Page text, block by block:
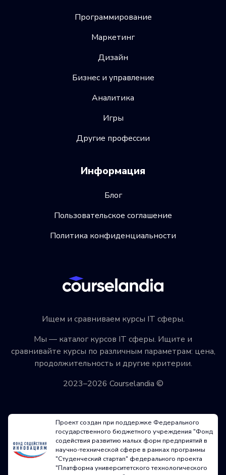
Ищем и сравниваем курсы IT сферы.
Мы — каталог курсов IT сферы. Ищите и
сравнивайте курсы по различным параметрам: цена,
продолжительность и другие критерии.
2023–2026 Courselandia ©
Программирование
Маркетинг
Дизайн
Бизнес и управление
Аналитика
Игры
Другие профессии
Информация
Блог
Пользовательское соглашение
Политика конфиденциальности
Проект создан при поддержке Федерального
государственного бюджетного учреждения "Фонд
содействия развитию малых форм предприятий в
научно-технической сфере в рамках программы
"Студенческий стартап" федерального проекта
"Платформа университетского технологического